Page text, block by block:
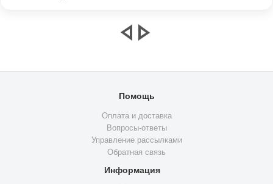
Помощь
Оплата и доставка
Вопросы-ответы
Управление рассылками
Обратная связь
Информация